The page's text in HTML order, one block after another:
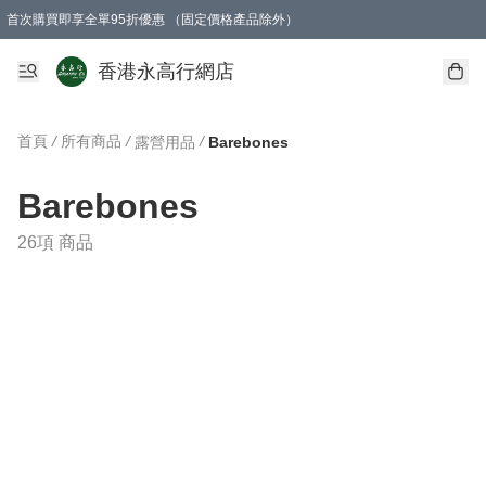
首次購買即享全單95折優惠 （固定價格產品除外）
澳門地區購物滿$800免運費
香港地區購物滿$600免運費
購買滿HK$1000即可免費獲得一個GEARLEX Small Ear Carabiner 2.0 扣環（贈品
香港永高行網店
首頁 / 所有商品 / 露營用品 / Barebones
Barebones
26項 商品